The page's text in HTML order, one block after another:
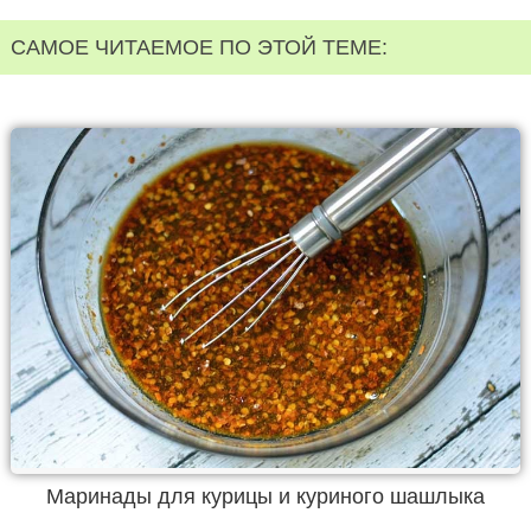
САМОЕ ЧИТАЕМОЕ ПО ЭТОЙ ТЕМЕ:
Маринады для курицы и куриного шашлыка